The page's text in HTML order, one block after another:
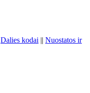
Dalies kodai || Nuostatos ir